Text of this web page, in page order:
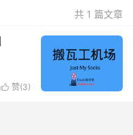
共 1 篇文章
 赞(3)